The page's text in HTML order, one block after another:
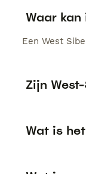
Waar
Een West
Zijn
Wat is